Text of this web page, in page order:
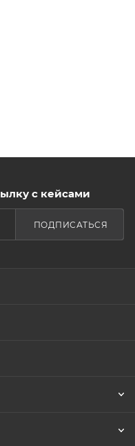
с кейсами
ПОДПИСАТЬСЯ